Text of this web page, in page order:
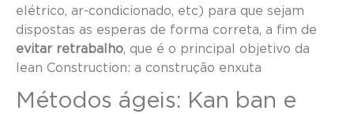
elétrico, ar-condicionado, etc) para que sejam
dispostas as esperas de forma correta, a fim de
evitar retrabalho, que é o principal objetivo da
lean Construction: a construção enxuta
Métodos ágeis: Kan ban e